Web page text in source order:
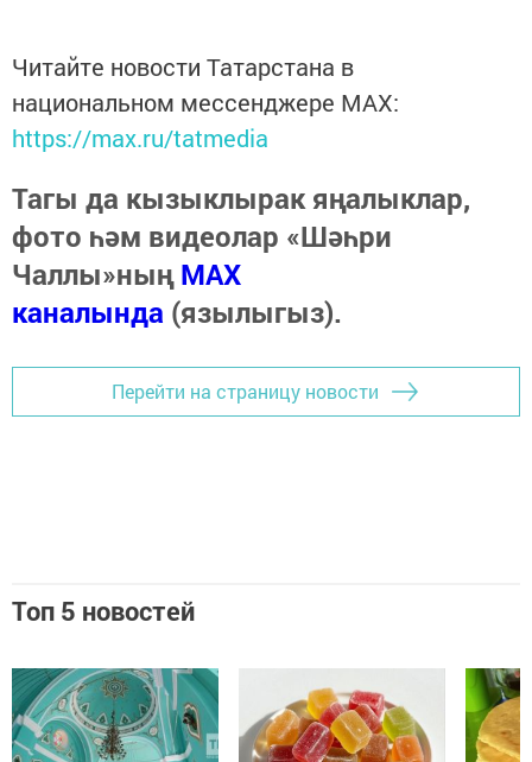
Читайте новости Татарстана в
национальном мессенджере MАХ:
https://max.ru/tatmedia
Тагы да кызыклырак яңалыклар,
фото һәм видеолар «Шәһри
Чаллы»ныңMAX
каналында (язылыгыз).
Перейти на страницу новости
Топ 5 новостей